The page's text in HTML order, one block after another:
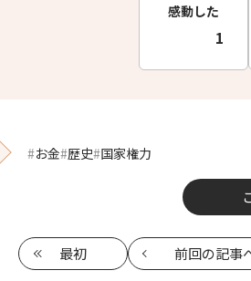
感動した
1
お金 歴史 国家権力
最初 前回の記事